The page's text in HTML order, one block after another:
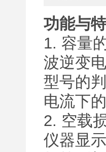
功能与
1. 容量
波逆变
型号的
电流下
2. 空载
仪器显